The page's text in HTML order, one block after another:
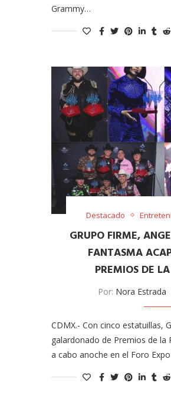
Grammy…
Destacado
GRUPO FIRME,
FANTASMA
PREMIOS DE
Por: Nora Estrada
CDMX.- Con cinco estatuillas,
galardonado de Premios de la
a cabo anoche en el Foro